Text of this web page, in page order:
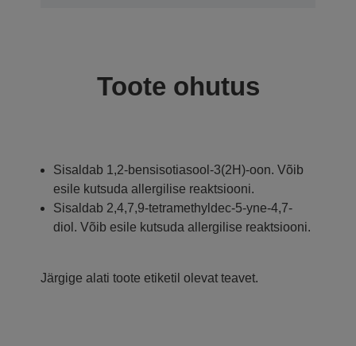
Toote ohutus
Sisaldab 1,2-bensisotiasool-3(2H)-oon. Võib
esile kutsuda allergilise reaktsiooni.
Sisaldab 2,4,7,9-tetramethyldec-5-yne-4,7-
diol. Võib esile kutsuda allergilise reaktsiooni.
Järgige alati toote etiketil olevat teavet.